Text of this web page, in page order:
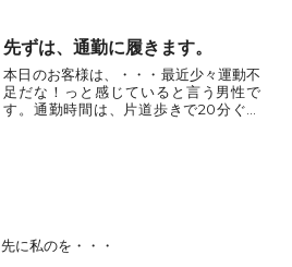
は、・・・食事の支度に・・・育児のお
手伝い・・・ついでに娘の...
先ずは、通勤に履きます。
本日のお客様は、・・・最近少々運動不
足だな！っと感じていると言う男性で
す。通勤時間は、片道歩きで20分ぐら
先に私のを・・・